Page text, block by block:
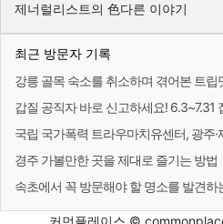
제너럴리스트의 色다른 이야기
최근 방문자 기록
강릉 골목 숙소를 취소하며 겪어본 트립
갑질 공직자 바로 신고하세요! 6.3~7.31
국립 국가폭력 트라우마치유센터, 광주·
경주 가볼만한 곳을 제대로 즐기는 방법
속초에서 꼭 방문해야 할 명소를 발견하